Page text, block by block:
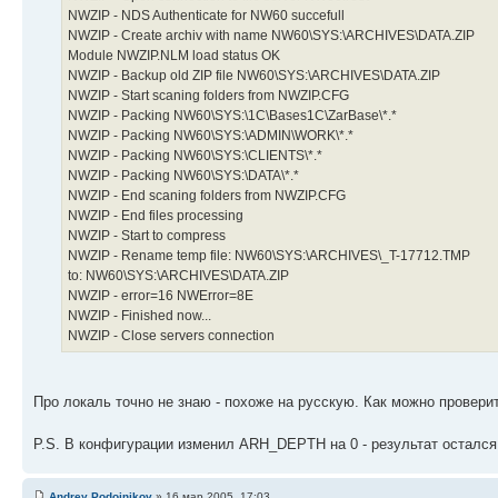
NWZIP - NDS Authenticate for NW60 succefull
NWZIP - Create archiv with name NW60\SYS:\ARCHIVES\DATA.ZIP
Module NWZIP.NLM load status OK
NWZIP - Backup old ZIP file NW60\SYS:\ARCHIVES\DATA.ZIP
NWZIP - Start scaning folders from NWZIP.CFG
NWZIP - Packing NW60\SYS:\1C\Bases1C\ZarBase\*.*
NWZIP - Packing NW60\SYS:\ADMIN\WORK\*.*
NWZIP - Packing NW60\SYS:\CLIENTS\*.*
NWZIP - Packing NW60\SYS:\DATA\*.*
NWZIP - End scaning folders from NWZIP.CFG
NWZIP - End files processing
NWZIP - Start to compress
NWZIP - Rename temp file: NW60\SYS:\ARCHIVES\_T-17712.TMP
to: NW60\SYS:\ARCHIVES\DATA.ZIP
NWZIP - error=16 NWError=8E
NWZIP - Finished now...
NWZIP - Close servers connection
Про локаль точно не знаю - похоже на русскую. Как можно
P.S. В конфигурации изменил ARH_DEPTH на 0 - результат